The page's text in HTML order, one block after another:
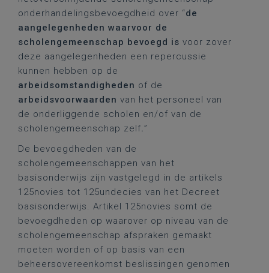
onderhandelingsbevoegdheid over “de
aangelegenheden waarvoor de
scholengemeenschap bevoegd is voor zover
deze aangelegenheden een repercussie
kunnen hebben op de
arbeidsomstandigheden of de
arbeidsvoorwaarden van het personeel van
de onderliggende scholen en/of van de
scholengemeenschap zelf.”
De bevoegdheden van de
scholengemeenschappen van het
basisonderwijs zijn vastgelegd in de artikels
125novies tot 125undecies van het Decreet
basisonderwijs. Artikel 125novies somt de
bevoegdheden op waarover op niveau van de
scholengemeenschap afspraken gemaakt
moeten worden of op basis van een
beheersovereenkomst beslissingen genomen